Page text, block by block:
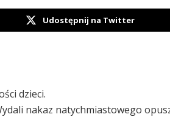
Udostępnij na Twitter
dzieci.
nakaz natychmiastowego